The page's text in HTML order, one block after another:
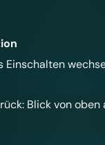
Einschalten
Blick von oben